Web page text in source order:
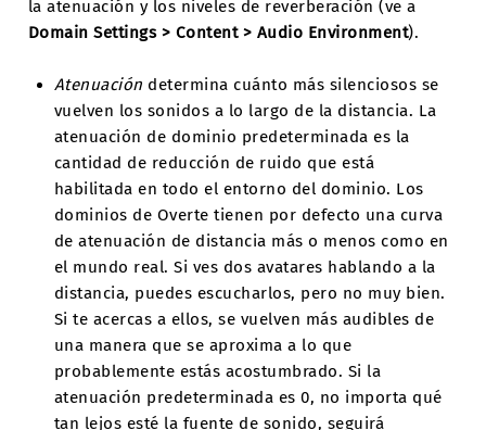
la atenuación y los niveles de reverberación (ve a
Domain Settings > Content > Audio Environment).
Atenuación determina cuánto más silenciosos se
vuelven los sonidos a lo largo de la distancia. La
atenuación de dominio predeterminada es la
cantidad de reducción de ruido que está
habilitada en todo el entorno del dominio. Los
dominios de Overte tienen por defecto una curva
de atenuación de distancia más o menos como en
el mundo real. Si ves dos avatares hablando a la
distancia, puedes escucharlos, pero no muy bien.
Si te acercas a ellos, se vuelven más audibles de
una manera que se aproxima a lo que
probablemente estás acostumbrado. Si la
atenuación predeterminada es 0, no importa qué
tan lejos esté la fuente de sonido, seguirá